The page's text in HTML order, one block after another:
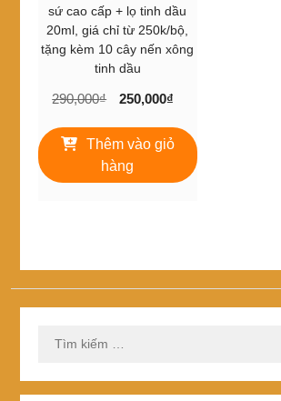
sứ cao cấp + lọ tinh dầu
20ml, giá chỉ từ 250k/bộ,
tặng kèm 10 cây nến xông
tinh dầu
290,000₫
Giá
là:
290,000₫.
250,000₫
tại
250,000₫.
Thêm vào giỏ
hàng
kiếm